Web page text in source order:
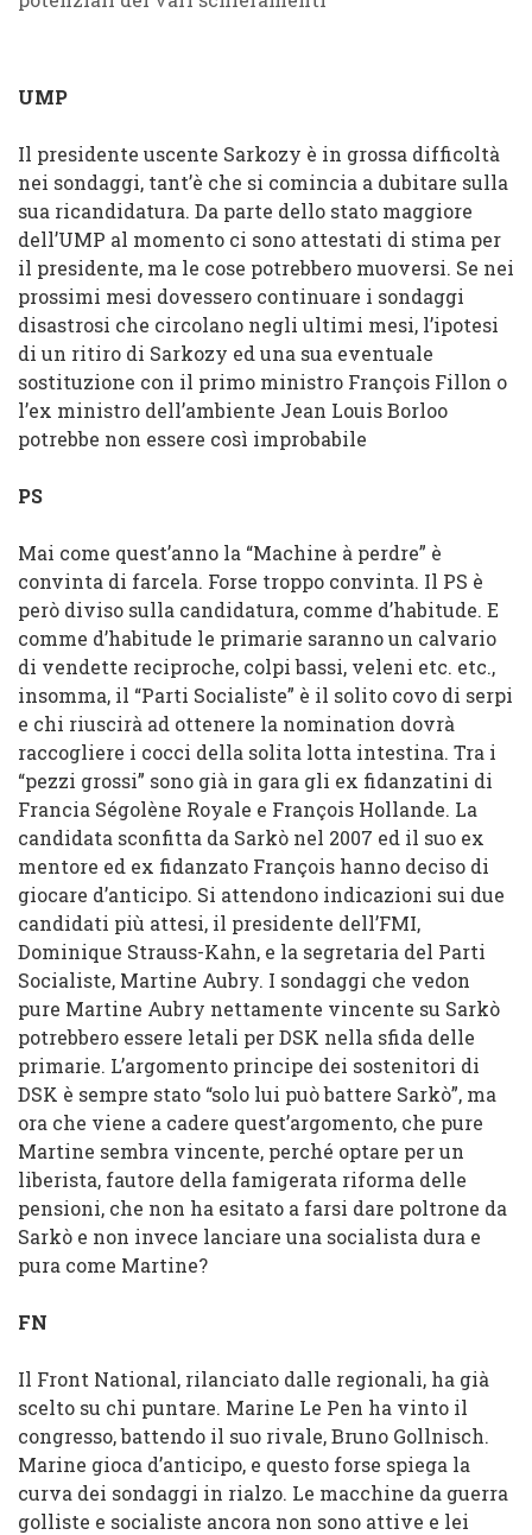
UMP
Il presidente uscente Sarkozy è in grossa difficoltà
nei sondaggi, tant’è che si comincia a dubitare sulla
sua ricandidatura. Da parte dello stato maggiore
dell’UMP al momento ci sono attestati di stima per
il presidente, ma le cose potrebbero muoversi. Se nei
prossimi mesi dovessero continuare i sondaggi
disastrosi che circolano negli ultimi mesi, l’ipotesi
di un ritiro di Sarkozy ed una sua eventuale
sostituzione con il primo ministro François Fillon o
l’ex ministro dell’ambiente Jean Louis Borloo
potrebbe non essere così improbabile
PS
Mai come quest’anno la “Machine à perdre” è
convinta di farcela. Forse troppo convinta. Il PS è
però diviso sulla candidatura, comme d’habitude. E
comme d’habitude le primarie saranno un calvario
di vendette reciproche, colpi bassi, veleni etc. etc.,
insomma, il “Parti Socialiste” è il solito covo di serpi
e chi riuscirà ad ottenere la nomination dovrà
raccogliere i cocci della solita lotta intestina. Tra i
“pezzi grossi” sono già in gara gli ex fidanzatini di
Francia Ségolène Royale e François Hollande. La
candidata sconfitta da Sarkò nel 2007 ed il suo ex
mentore ed ex fidanzato François hanno deciso di
giocare d’anticipo. Si attendono indicazioni sui due
candidati più attesi, il presidente dell’FMI,
Dominique Strauss-Kahn, e la segretaria del Parti
Socialiste, Martine Aubry. I sondaggi che vedon
pure Martine Aubry nettamente vincente su Sarkò
potrebbero essere letali per DSK nella sfida delle
primarie. L’argomento principe dei sostenitori di
DSK è sempre stato “solo lui può battere Sarkò”, ma
ora che viene a cadere quest’argomento, che pure
Martine sembra vincente, perché optare per un
liberista, fautore della famigerata riforma delle
pensioni, che non ha esitato a farsi dare poltrone da
Sarkò e non invece lanciare una socialista dura e
pura come Martine?
FN
Il Front National, rilanciato dalle regionali, ha già
scelto su chi puntare. Marine Le Pen ha vinto il
congresso, battendo il suo rivale, Bruno Gollnisch.
Marine gioca d’anticipo, e questo forse spiega la
curva dei sondaggi in rialzo. Le macchine da guerra
golliste e socialiste ancora non sono attive e lei